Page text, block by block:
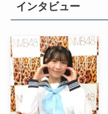
インタビュー